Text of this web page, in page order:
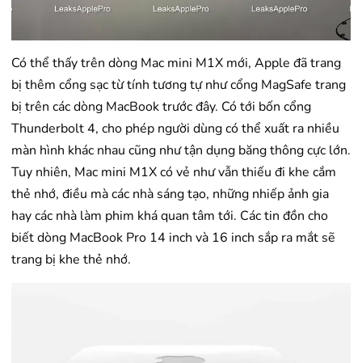
Có thể thấy trên dòng Mac mini M1X mới, Apple đã trang
bị thêm cổng sạc từ tính tương tự như cổng MagSafe trang
bị trên các dòng MacBook trước đây. Có tới bốn cổng
Thunderbolt 4, cho phép người dùng có thể xuất ra nhiều
màn hình khác nhau cũng như tận dụng băng thông cực lớn.
Tuy nhiên, Mac mini M1X có vẻ như vẫn thiếu đi khe cắm
thẻ nhớ, điều mà các nhà sáng tạo, những nhiếp ảnh gia
hay các nhà làm phim khá quan tâm tới. Các tin đồn cho
biết dòng MacBook Pro 14 inch và 16 inch sắp ra mắt sẽ
trang bị khe thẻ nhớ.